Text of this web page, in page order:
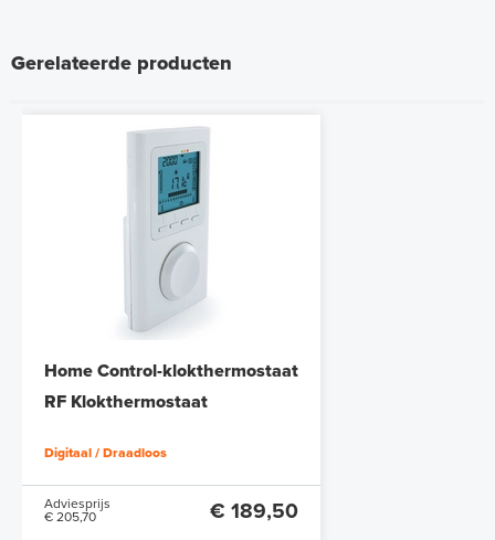
Gerelateerde producten
Home Control-klokthermostaat
RF Klokthermostaat
Digitaal / Draadloos
Adviesprijs
€ 205,70
€ 189,50